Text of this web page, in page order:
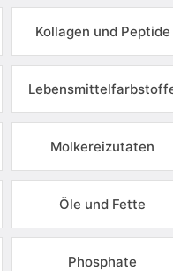
Kollagen und Peptide
Molkereizutaten
Öle und Fette
Phosphate